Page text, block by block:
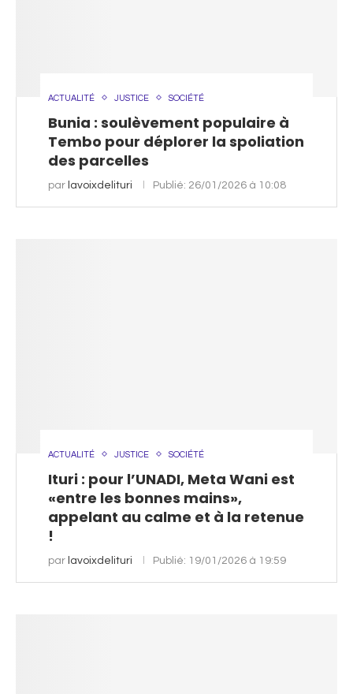
ACTUALITÉ JUSTICE SOCIÉTÉ
Bunia : soulèvement populaire à
Tembo pour déplorer la spoliation
des parcelles
par lavoixdelituri Publié: 26/01/2026 à 10:08
ACTUALITÉ JUSTICE SOCIÉTÉ
Ituri : pour l’UNADI, Meta Wani est
«entre les bonnes mains»,
appelant au calme et à la retenue
!
par lavoixdelituri Publié: 19/01/2026 à 19:59